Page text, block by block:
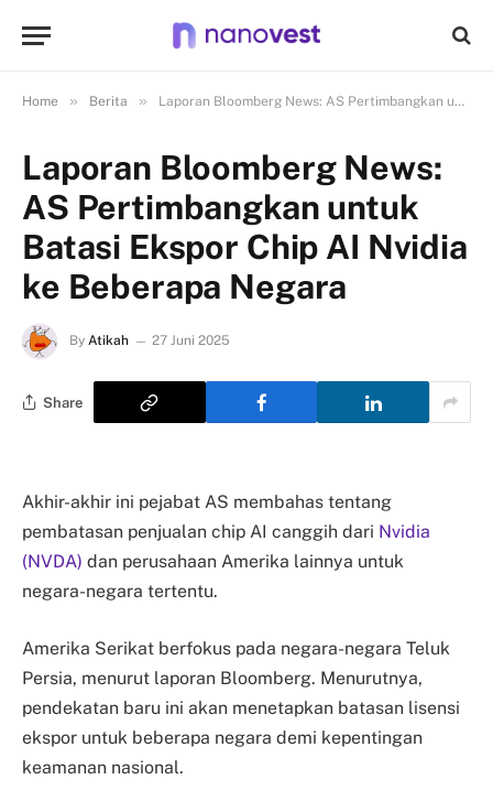
Home » Berita » Laporan Bloomberg News: AS Pertimbangkan untuk Batasi Ekspor Chip AI Nvidia ke Beberapa Negara
Laporan Bloomberg News:
AS Pertimbangkan untuk
Batasi Ekspor Chip AI Nvidia
ke Beberapa Negara
By Atikah 27 Juni 2025
Share
Akhir-akhir ini pejabat AS membahas tentang
pembatasan penjualan chip AI canggih dari Nvidia
(NVDA) dan perusahaan Amerika lainnya untuk
negara-negara tertentu.
Amerika Serikat berfokus pada negara-negara Teluk
Persia, menurut laporan Bloomberg. Menurutnya,
pendekatan baru ini akan menetapkan batasan lisensi
ekspor untuk beberapa negara demi kepentingan
keamanan nasional.